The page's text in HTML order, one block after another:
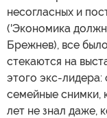
несогласных и
('Экономика
Брежнев), все
стекаются на
этого экс-
семейные снимки,
лет не знал даже,